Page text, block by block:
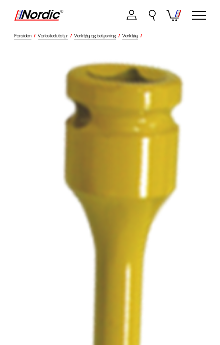
Forsiden / Verkstedutstyr / Verktøy og belysning / Verktøy /